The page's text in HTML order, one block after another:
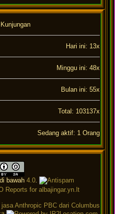
Hari ini: 13x
Minggu ini: 48x
Bulan ini: 55x
Total: 103137x
Sedang aktif: 1 Orang
bawah 4.0
Anthropic PBC dari Columbus